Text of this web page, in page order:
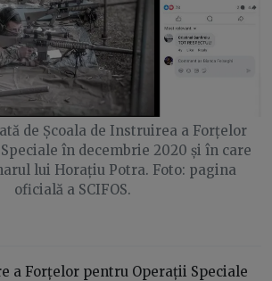
de Școala de Instruirea a Forțelor
în decembrie 2020 și în care
lui Horațiu Potra. Foto: pagina
oficială a SCIFOS.
a Forțelor pentru Operații Speciale